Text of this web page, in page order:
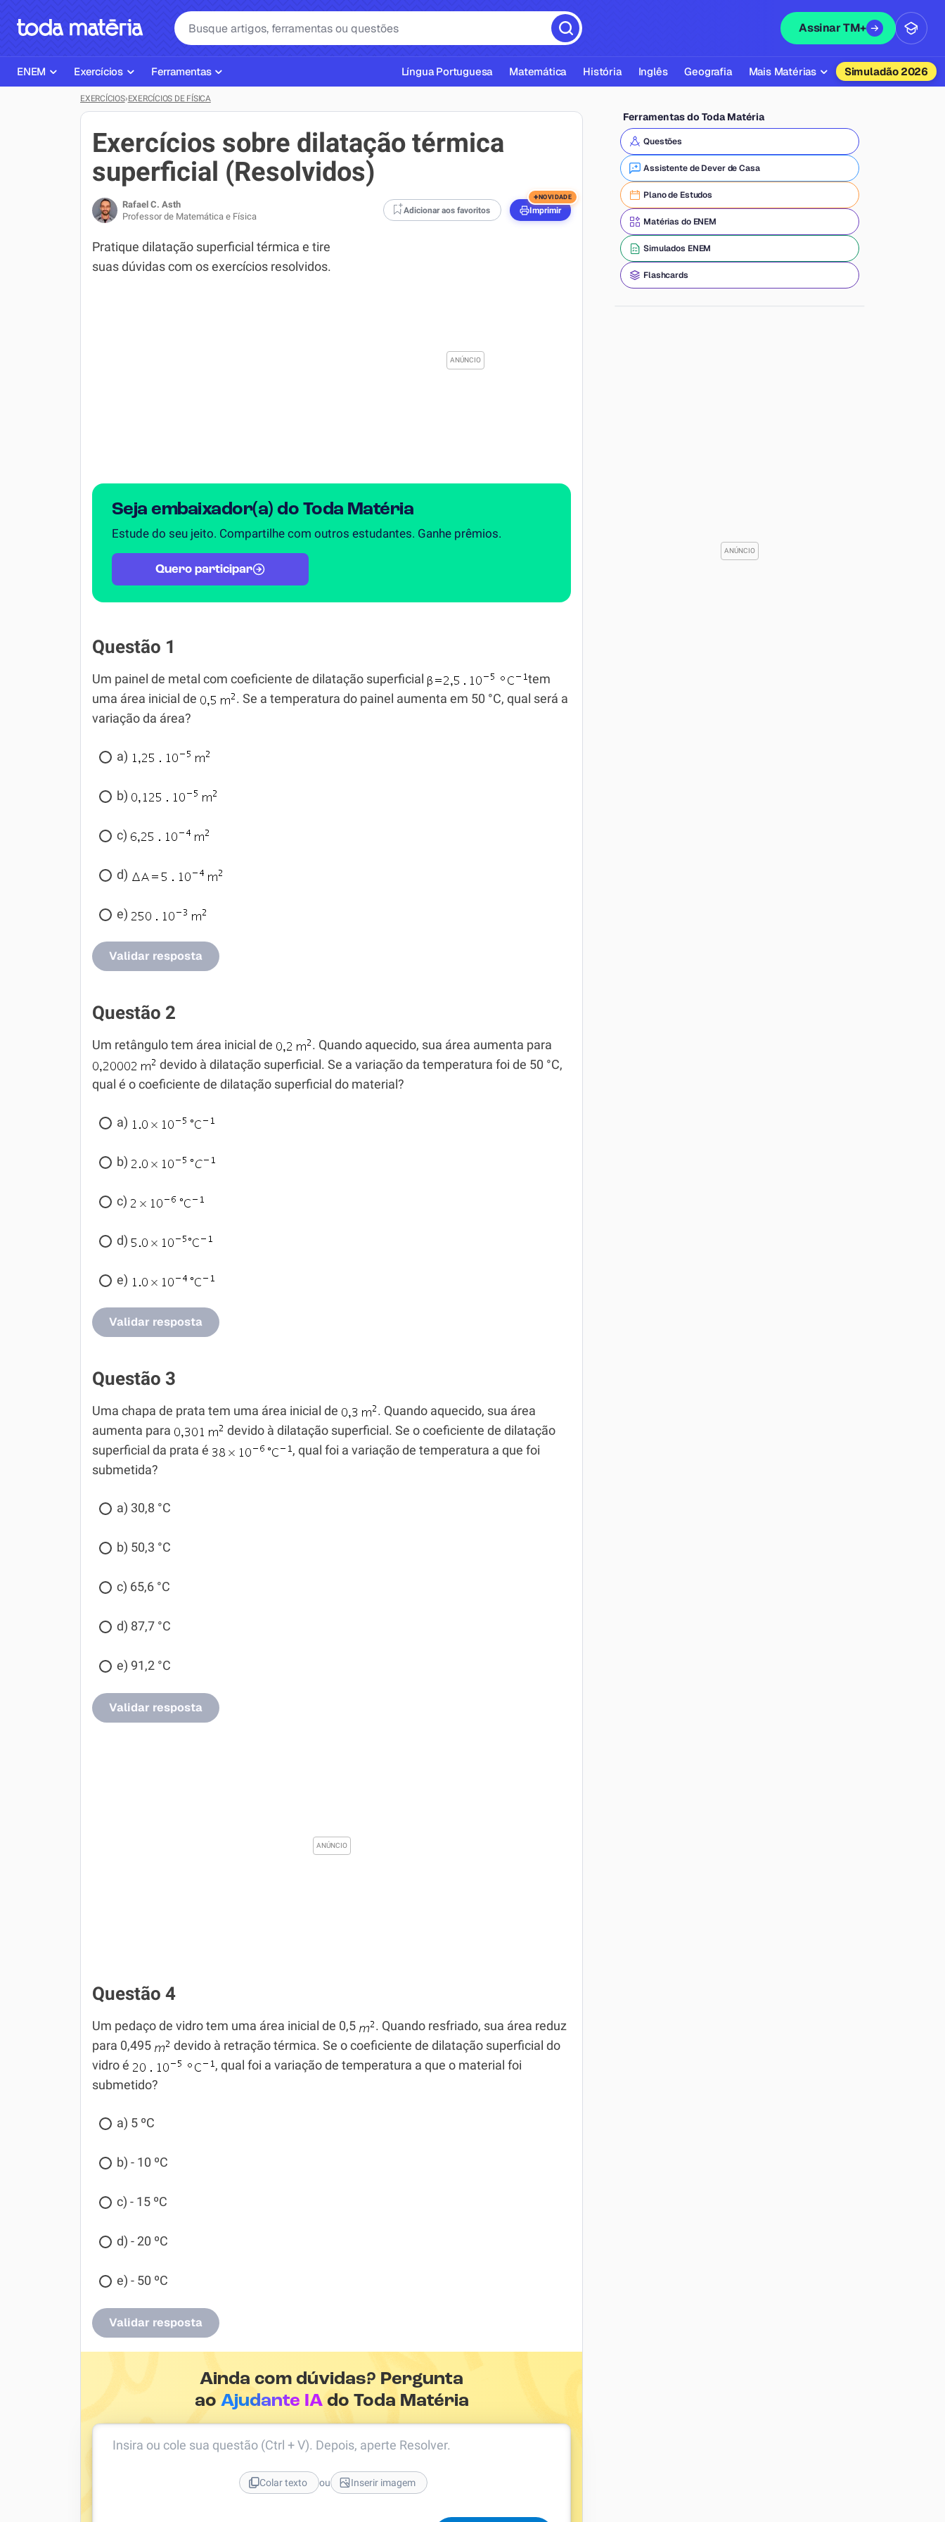
Assinar TM+
ENEM
Página Inicial ENEM
Plano de Estudos
Corretor de Redação
Exercícios ENEM
Simulados ENEM
Exercícios
ENEM
Matemática
Biologia
Inglês
Geografia
Ferramentas
Ajudante de Dever de Casa
Corretor de Redação
Exercícios
Gerador Referências Bibliográficas ABNT
Língua Portuguesa Matemática História Inglês Geografia Mais Matérias
Química
Física
Filosofia
Literatura
Simuladão 2026
EXERCÍCIOS›EXERCÍCIOS DE FÍSICA
Exercícios sobre dilatação térmica
superficial (Resolvidos)
Rafael C. Asth
Professor de Matemática e Física
Adicionar aos favoritos Imprimir
+NOVIDADE
Pratique dilatação superficial térmica e tire
suas dúvidas com os exercícios resolvidos.
Seja embaixador(a) do Toda Matéria
Estude do seu jeito. Compartilhe com outros estudantes. Ganhe prêmios.
Quero participar
Questão 1
Um painel de metal com coeficiente de dilatação superficial
tem
uma área inicial de
. Se a temperatura do painel aumenta em 50 °C, qual será a
variação da área?
a)
b)
c)
d)
e)
Validar resposta
Questão 2
Um retângulo tem área inicial de
. Quando aquecido, sua área aumenta para
devido à dilatação superficial. Se a variação da temperatura foi de 50 °C,
qual é o coeficiente de dilatação superficial do material?
a)
b)
c)
d)
e)
Validar resposta
Questão 3
Uma chapa de prata tem uma área inicial de
. Quando aquecido, sua área
aumenta para
devido à dilatação superficial. Se o coeficiente de dilatação
superficial da prata é
, qual foi a variação de temperatura a que foi
submetida?
a) 30,8 °C
b) 50,3 °C
c) 65,6 °C
d) 87,7 °C
e) 91,2 °C
Validar resposta
Questão 4
Um pedaço de vidro tem uma área inicial de 0,5
. Quando resfriado, sua área reduz
para 0,495
devido à retração térmica. Se o coeficiente de dilatação superficial do
vidro é
, qual foi a variação de temperatura a que o material foi
submetido?
a) 5 ºC
b) - 10 ºC
c) - 15 ºC
d) - 20 ºC
e) - 50 ºC
Validar resposta
Ainda com dúvidas? Pergunta
aoAjudante IAdo Toda Matéria
Insira ou cole sua questão (Ctrl + V). Depois, aperte Resolver.
Colar texto ou Inserir imagem
Ferramentas do Toda Matéria
Questões
Assistente de Dever de Casa
Plano de Estudos
Matérias do ENEM
Simulados ENEM
Flashcards